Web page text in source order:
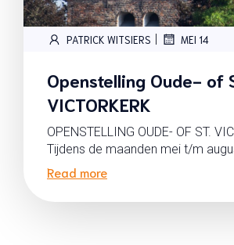
PATRICK WITSIERS | MEI 14
Openstelling Oude- of
VICTORKERK
OPENSTELLING OUDE- OF ST.
Tijdens de maanden mei t/m
Read more